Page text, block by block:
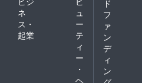
ネ
ス・
起業
ュ
ー
テ
ィ
ー
・
ヘ
ド
フ
ァ
ン
デ
ィ
ン